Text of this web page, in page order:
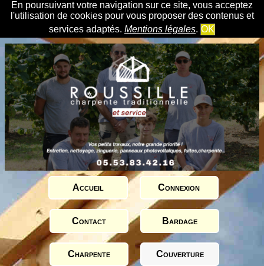
En poursuivant votre navigation sur ce site, vous acceptez
l'utilisation de cookies pour vous proposer des contenus et
services adaptés. Mentions légales. OK
Accueil Connexion
Contact Bardage
Charpente Couverture